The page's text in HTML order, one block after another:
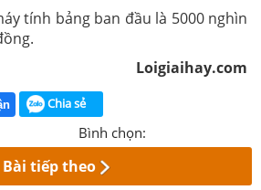
tính bảng ban đầu là 5000 nghìn
Loigiaihay.com
Chia sẻ
Bình chọn:
Bài tiếp theo